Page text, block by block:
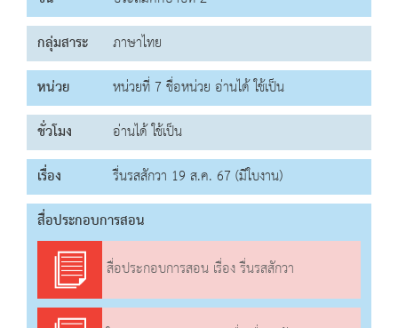
กลุ่มสาระ
ภาษาไทย
หน่วย
หน่วยที่ 7 ชื่อหน่วย อ่านได้ ใช้เป็น
ชั่วโมง
อ่านได้ ใช้เป็น
เรื่อง
รื่นรสสักวา 19 ส.ค. 67 (มีใบงาน)
สื่อประกอบการสอน
สื่อประกอบการสอน เรื่อง รื่นรสสักวา